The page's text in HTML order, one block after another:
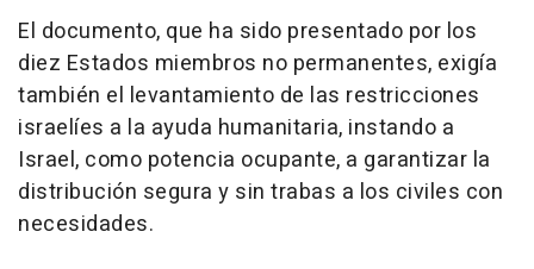
El documento, que ha sido presentado por los
diez Estados miembros no permanentes, exigía
también el levantamiento de las restricciones
israelíes a la ayuda humanitaria, instando a
Israel, como potencia ocupante, a garantizar la
distribución segura y sin trabas a los civiles con
necesidades.